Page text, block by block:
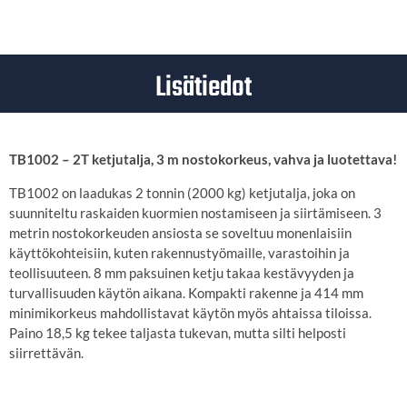
Lisätiedot
TB1002 – 2T ketjutalja, 3 m nostokorkeus, vahva ja luotettava!
TB1002 on laadukas 2 tonnin (2000 kg) ketjutalja, joka on
suunniteltu raskaiden kuormien nostamiseen ja siirtämiseen. 3
metrin nostokorkeuden ansiosta se soveltuu monenlaisiin
käyttökohteisiin, kuten rakennustyömaille, varastoihin ja
teollisuuteen. 8 mm paksuinen ketju takaa kestävyyden ja
turvallisuuden käytön aikana. Kompakti rakenne ja 414 mm
minimikorkeus mahdollistavat käytön myös ahtaissa tiloissa.
Paino 18,5 kg tekee taljasta tukevan, mutta silti helposti
siirrettävän.